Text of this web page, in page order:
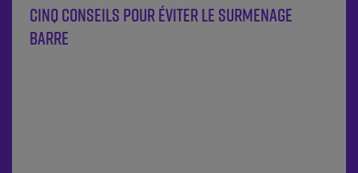
Cinq conseils pour éviter le surmenage
barre